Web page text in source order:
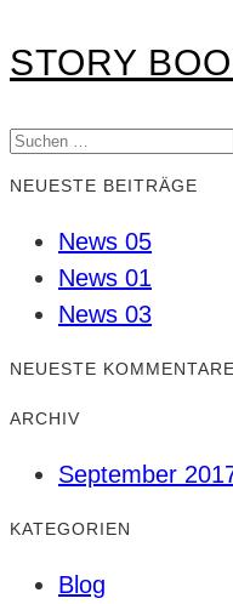
STORY
Suchen
nach:
NEUESTE BEITRÄGE
News 05
News 01
News 03
NEUESTE KOMMENTARE
ARCHIV
September
KATEGORIEN
Blog